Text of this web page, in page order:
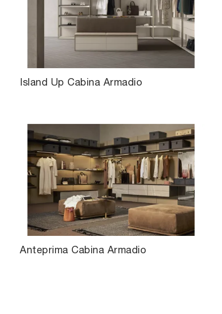
Island Up Cabina Armadio
Anteprima Cabina Armadio